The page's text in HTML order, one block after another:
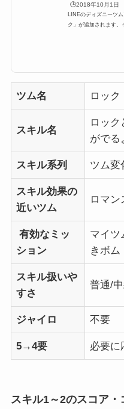
🕒️2018年10月1日
LINEのディズニーツ
ク」が追加されます。
ツム名 ロック
スキル名
ロッ
がでる
スキル系列 ツム変
スキル効果の
近いツム
ロマン
有効なミッ
ション
マイツ
きボム
スキル扱いや
すさ
普通/
ジャイロ 不要
5→4要 必要に
スキル1～2のスコア・